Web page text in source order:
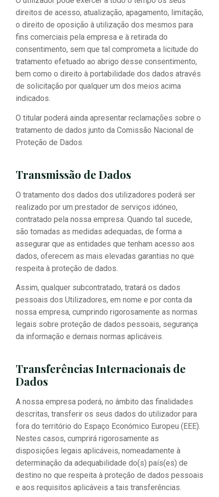
direitos de acesso, atualização, apagamento, limitação,
o direito de oposição à utilização dos mesmos para
fins comerciais pela empresa e à retirada do
consentimento, sem que tal comprometa a licitude do
tratamento efetuado ao abrigo desse consentimento,
bem como o direito à portabilidade dos dados através
de solicitação por qualquer um dos meios acima
indicados.
O titular poderá ainda apresentar reclamações sobre o
tratamento de dados junto da Comissão Nacional de
Proteção de Dados.
Transmissão de Dados
O tratamento dos dados dos utilizadores poderá ser
realizado por um prestador de serviços idóneo,
contratado pela nossa empresa. Quando tal sucede,
são tomadas as medidas adequadas, de forma a
assegurar que as entidades que tenham acesso aos
dados, oferecem as mais elevadas garantias no que
respeita à proteção de dados.
Assim, qualquer subcontratado, tratará os dados
pessoais dos Utilizadores, em nome e por conta da
nossa empresa, cumprindo rigorosamente as normas
legais sobre proteção de dados pessoais, segurança
da informação e demais normas aplicáveis.
Transferências Internacionais de
Dados
A nossa empresa poderá, no âmbito das finalidades
descritas, transferir os seus dados do utilizador para
fora do território do Espaço Económico Europeu (EEE).
Nestes casos, cumprirá rigorosamente as
disposições legais aplicáveis, nomeadamente à
determinação da adequabilidade do(s) país(es) de
destino no que respeita à proteção de dados pessoais
e aos requisitos aplicáveis a tais transferências.